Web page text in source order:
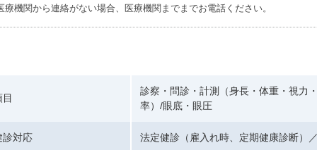
機関から連絡がない場合、医療機関までまでお電話ください。
診察・問診・計測（身長・体重・視力
率）/眼底・眼圧
診対応 法定健診（雇入れ時、定期健康診断）